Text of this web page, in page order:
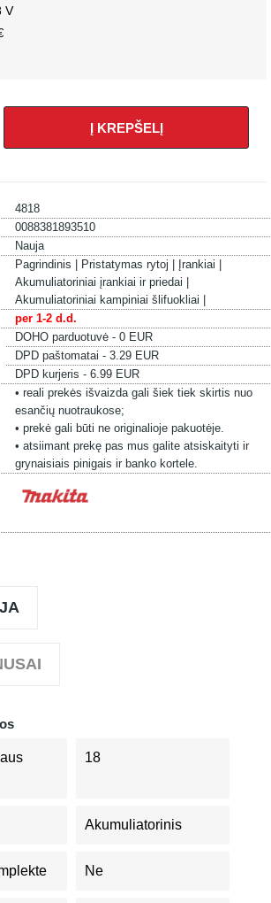
V
Į KREPŠELĮ
4818
0088381893510
Nauja
Pagrindinis | Pristatymas rytoj |
Įrankiai |
Akumuliatoriniai įrankiai ir priedai |
Akumuliatoriniai kampiniai šlifuokliai |
per 1-2 d.d.
DOHO parduotuvė - 0 EUR
DPD paštomatai - 3.29 EUR
DPD kurjeris - 6.99 EUR
• reali prekės išvaizda gali šiek tiek skirtis nuo
esančių nuotraukose;
• prekė gali būti ne originalioje pakuotėje.
• atsiimant prekę pas mus galite atsiskaityti ir
grynaisiais pinigais ir banko kortele.
18
Akumuliatorinis
Ne